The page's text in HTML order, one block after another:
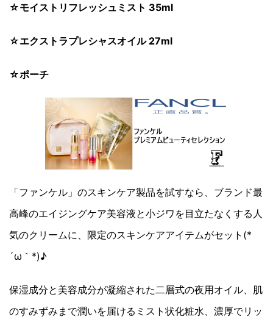
☆モイストリフレッシュミスト 35ml
☆エクストラプレシャスオイル 27ml
☆ポーチ
「ファンケル」のスキンケア製品を試すなら、ブランド最
高峰のエイジングケア美容液と小ジワを目立たなくする人
気のクリームに、限定のスキンケアアイテムがセット(*
´ω｀*)♪
保湿成分と美容成分が凝縮された二層式の夜用オイル、肌
のすみずみまで潤いを届けるミスト状化粧水、濃厚でリッ